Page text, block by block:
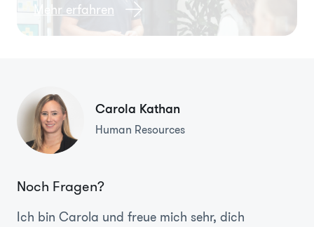
Mehr erfahren
Carola Kathan
Human Resources
Noch Fragen?
Ich bin Carola und freue mich sehr, dich